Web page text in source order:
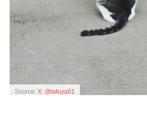
Source: X: @tatuya01